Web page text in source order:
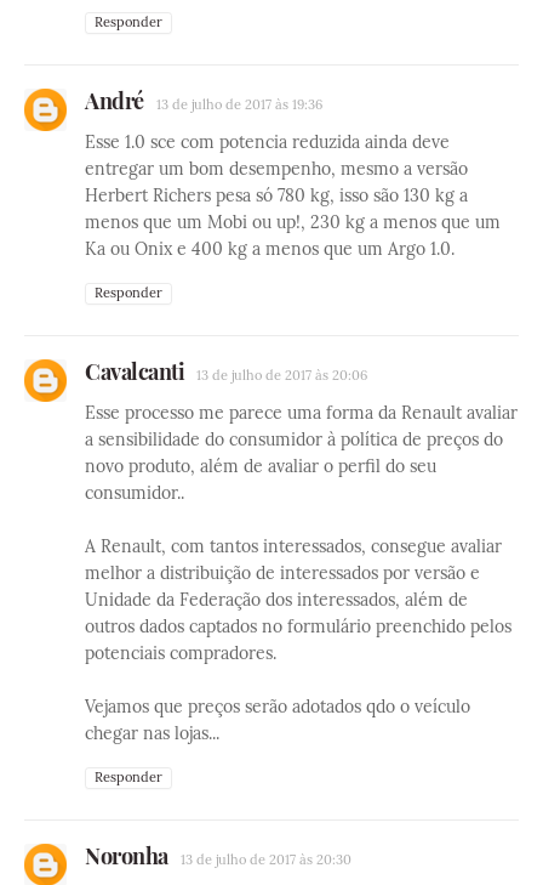
Responder
André 13 de julho de 2017 às 19:36
Esse 1.0 sce com potencia reduzida ainda deve
entregar um bom desempenho, mesmo a versão
Herbert Richers pesa só 780 kg, isso são 130 kg a
menos que um Mobi ou up!, 230 kg a menos que um
Ka ou Onix e 400 kg a menos que um Argo 1.0.
Responder
Cavalcanti 13 de julho de 2017 às 20:06
Esse processo me parece uma forma da Renault avaliar
a sensibilidade do consumidor à política de preços do
novo produto, além de avaliar o perfil do seu
consumidor..
A Renault, com tantos interessados, consegue avaliar
melhor a distribuição de interessados por versão e
Unidade da Federação dos interessados, além de
outros dados captados no formulário preenchido pelos
potenciais compradores.
Vejamos que preços serão adotados qdo o veículo
chegar nas lojas...
Responder
Noronha 13 de julho de 2017 às 20:30